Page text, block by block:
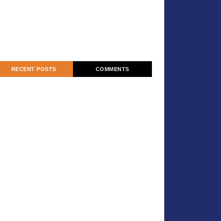
RECENT POSTS COMMENTS